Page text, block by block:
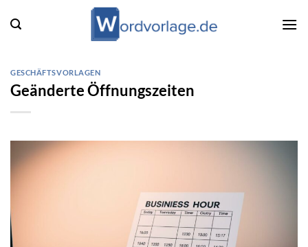
Inhalt
GESCHÄFTSVORLAGEN
Geänderte Öffnungszeiten